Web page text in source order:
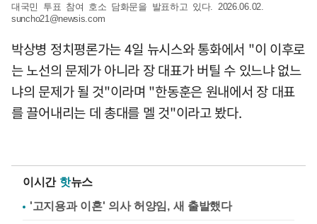
대국민 투표 참여 호소 담화문을 발표하고 있다. 2026.06.02.
suncho21@newsis.com
박상병 정치평론가는 4일 뉴시스와 통화에서 "이 이후로
는 노선의 문제가 아니라 장 대표가 버틸 수 있느냐 없느
냐의 문제가 될 것"이라며 "한동훈은 원내에서 장 대표
를 끌어내리는 데 총대를 멜 것"이라고 봤다.
이시간 핫뉴스
'고지용과 이혼' 의사 허양임, 새 출발했다